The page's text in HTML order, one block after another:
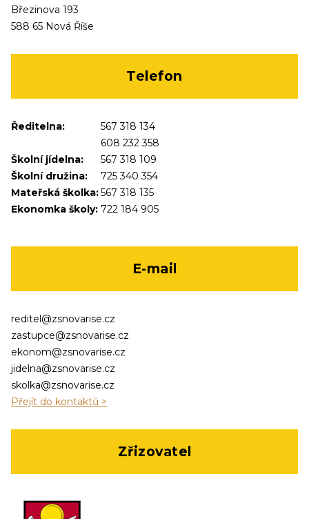
Březinova 193
588 65 Nová Říše
Telefon
Ředitelna:
567 318 134
608 232 358
Školní jídelna:
567 318 109
Školní družina:
725 340 354
Mateřská školka:567 318 135
Ekonomka školy: 722 184 905
E-mail
reditel@zsnovarise.cz
zastupce@zsnovarise.cz
ekonom@zsnovarise.cz
jidelna@zsnovarise.cz
skolka@zsnovarise.cz
Přejít do kontaktů >
Zřizovatel